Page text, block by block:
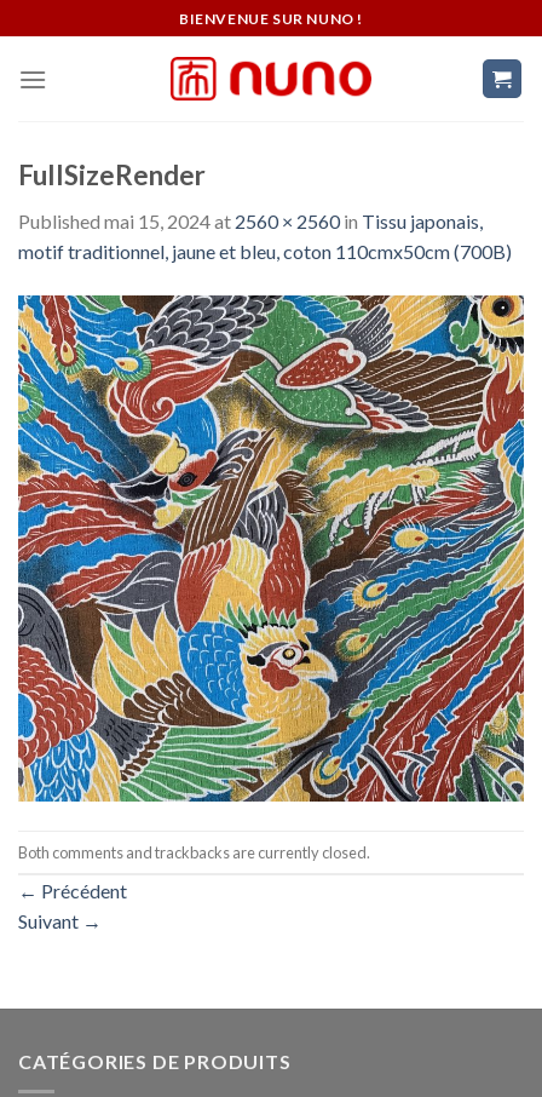
to
content
BIENVENUE SUR NUNO !
FullSizeRender
Published mai 15, 2024at 2560 × 2560in Tissu japonais,
motif traditionnel, jaune et bleu, coton 110cmx50cm (700B)
Both comments and trackbacks are currently closed.
← Précédent
Suivant →
CATÉGORIES DE PRODUITS